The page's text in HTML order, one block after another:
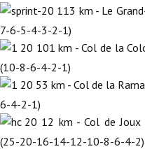
113 km - Le
7-6-5-4-3-2-1)
101 km - Col de la
(10-8-6-4-2-1)
53 km - Col de la
6-4-2-1)
12 km - Col de
(25-20-16-14-12-10-8-6-4-2)